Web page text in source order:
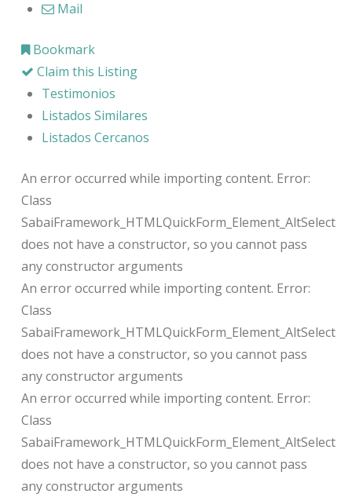
Mail
Bookmark
Claim this Listing
Testimonios
Listados Similares
Listados Cercanos
An error occurred while importing content. Error:
Class
SabaiFramework_HTMLQuickForm_Element_AltSelect
does not have a constructor, so you cannot pass
any constructor arguments
An error occurred while importing content. Error:
Class
SabaiFramework_HTMLQuickForm_Element_AltSelect
does not have a constructor, so you cannot pass
any constructor arguments
An error occurred while importing content. Error:
Class
SabaiFramework_HTMLQuickForm_Element_AltSelect
does not have a constructor, so you cannot pass
any constructor arguments